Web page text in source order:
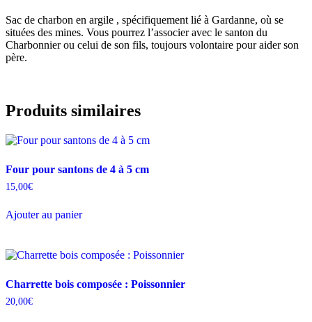
Sac de charbon en argile , spécifiquement lié à Gardanne, où se
situées des mines. Vous pourrez l’associer avec le santon du
Charbonnier ou celui de son fils, toujours volontaire pour aider son
père.
Produits similaires
Four pour santons de 4 à 5 cm
15,00€
Ajouter au panier
Charrette bois composée : Poissonnier
20,00€